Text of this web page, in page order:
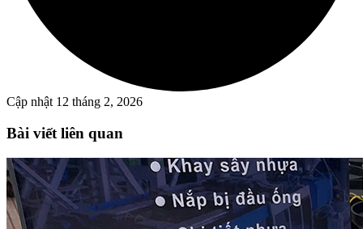
Cập nhật 12 tháng 2, 2026
Bài viết liên quan